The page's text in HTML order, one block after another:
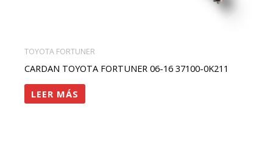
TOYOTA FORTUNER
CARDAN TOYOTA FORTUNER 06-16 37100-0K211
LEER MÁS